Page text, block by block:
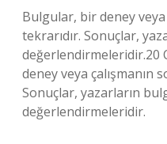
Bulgular, bir deney veya
tekrarıdır. Sonuçlar,
değerlendirmeleridir.20
deney veya çalışmanın
Sonuçlar, yazarların
değerlendirmeleridir.